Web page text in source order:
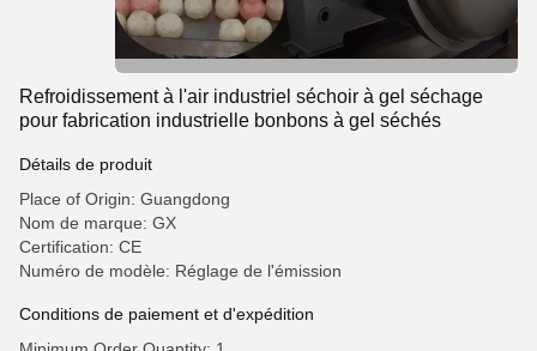
Refroidissement à l'air industriel séchoir à gel séchage
pour fabrication industrielle bonbons à gel séchés
Détails de produit
Place of Origin: Guangdong
Nom de marque: GX
Certification: CE
Numéro de modèle: Réglage de l'émission
Conditions de paiement et d'expédition